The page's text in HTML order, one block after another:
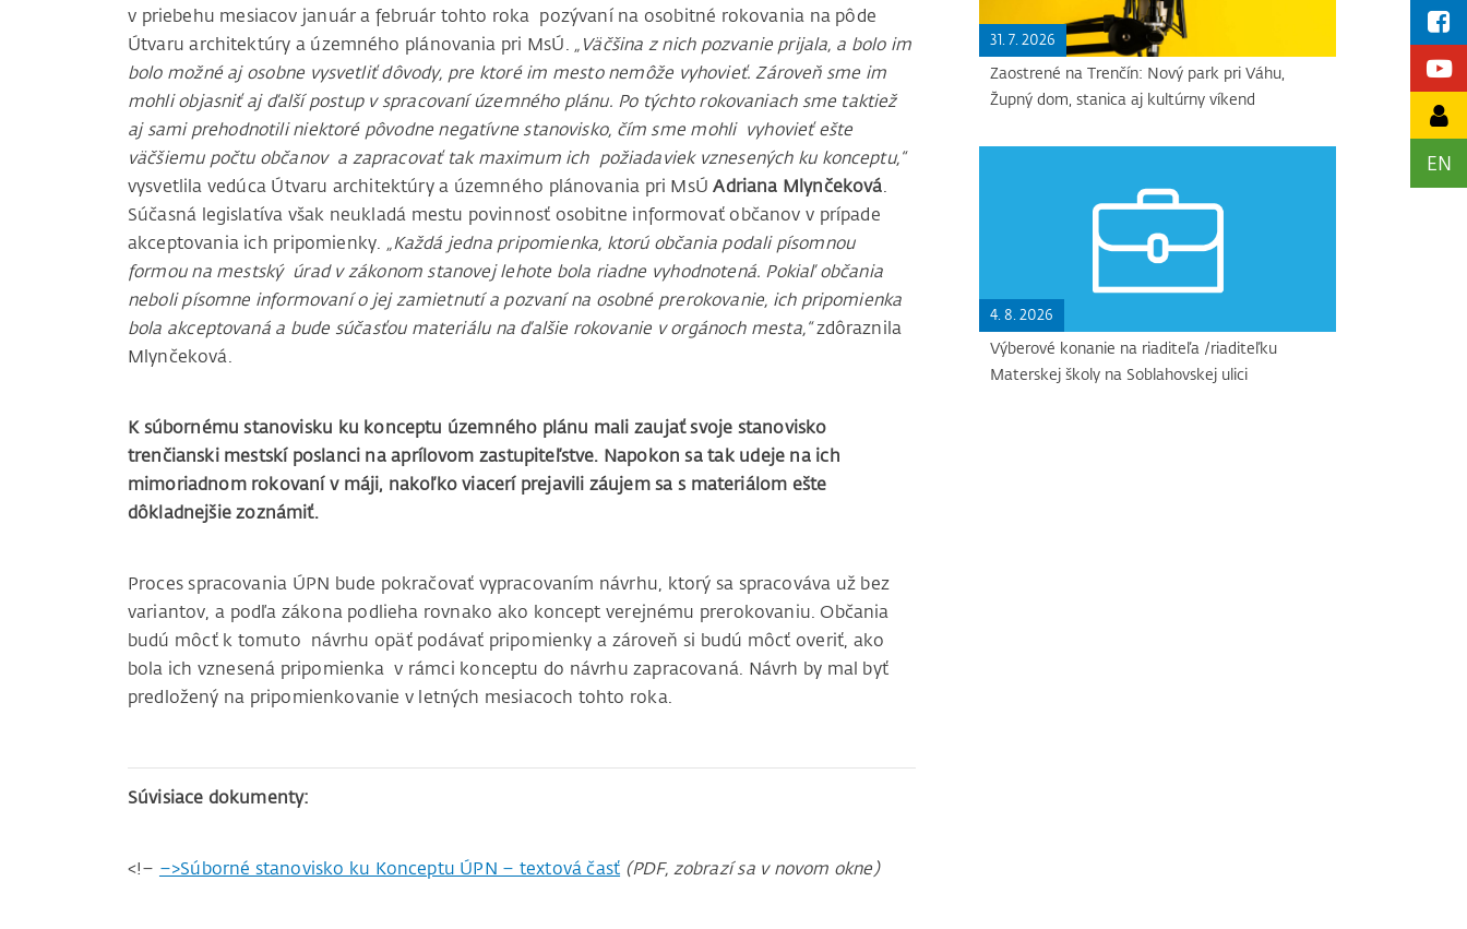
EN
v priebehu mesiacov január a február tohto roka pozývaní na osobitné rokovania na pôde
Útvaru architektúry a územného plánovania pri MsÚ. „Väčšina z nich pozvanie prijala, a bolo im
bolo možné aj osobne vysvetliť dôvody, pre ktoré im mesto nemôže vyhovieť. Zároveň sme im
mohli objasniť aj ďalší postup v spracovaní územného plánu. Po týchto rokovaniach sme taktiež
aj sami prehodnotili niektoré pôvodne negatívne stanovisko, čím sme mohli vyhovieť ešte
väčšiemu počtu občanov a zapracovať tak maximum ich požiadaviek vznesených ku konceptu,“
vysvetlila vedúca Útvaru architektúry a územného plánovania pri MsÚAdriana Mlynčeková.
Súčasná legislatíva však neukladá mestu povinnosť osobitne informovať občanov v prípade
akceptovania ich pripomienky. „Každá jedna pripomienka, ktorú občania podali písomnou
formou na mestský úrad v zákonom stanovej lehote bola riadne vyhodnotená. Pokiaľ občania
neboli písomne informovaní o jej zamietnutí a pozvaní na osobné prerokovanie, ich pripomienka
bola akceptovaná a bude súčasťou materiálu na ďalšie rokovanie v orgánoch mesta,“zdôraznila
Mlynčeková.
K súbornému stanovisku ku konceptu územného plánu mali zaujať svoje stanovisko
trenčianski mestskí poslanci na aprílovom zastupiteľstve. Napokon sa tak udeje na ich
mimoriadnom rokovaní v máji, nakoľko viacerí prejavili záujem sa s materiálom ešte
dôkladnejšie zoznámiť.
Proces spracovania ÚPN bude pokračovať vypracovaním návrhu, ktorý sa spracováva už bez
variantov, a podľa zákona podlieha rovnako ako koncept verejnému prerokovaniu. Občania
budú môcť k tomuto návrhu opäť podávať pripomienky a zároveň si budú môcť overiť, ako
bola ich vznesená pripomienka v rámci konceptu do návrhu zapracovaná. Návrh by mal byť
predložený na pripomienkovanie v letných mesiacoch tohto roka.
Súvisiace dokumenty:
<!– –>Súborné stanovisko ku Konceptu ÚPN – textová časť (PDF, zobrazí sa v novom okne)
31. 7. 2026
Zaostrené na Trenčín: Nový park pri Váhu,
Župný dom, stanica aj kultúrny víkend
4. 8. 2026
Výberové konanie na riaditeľa /riaditeľku
Materskej školy na Soblahovskej ulici